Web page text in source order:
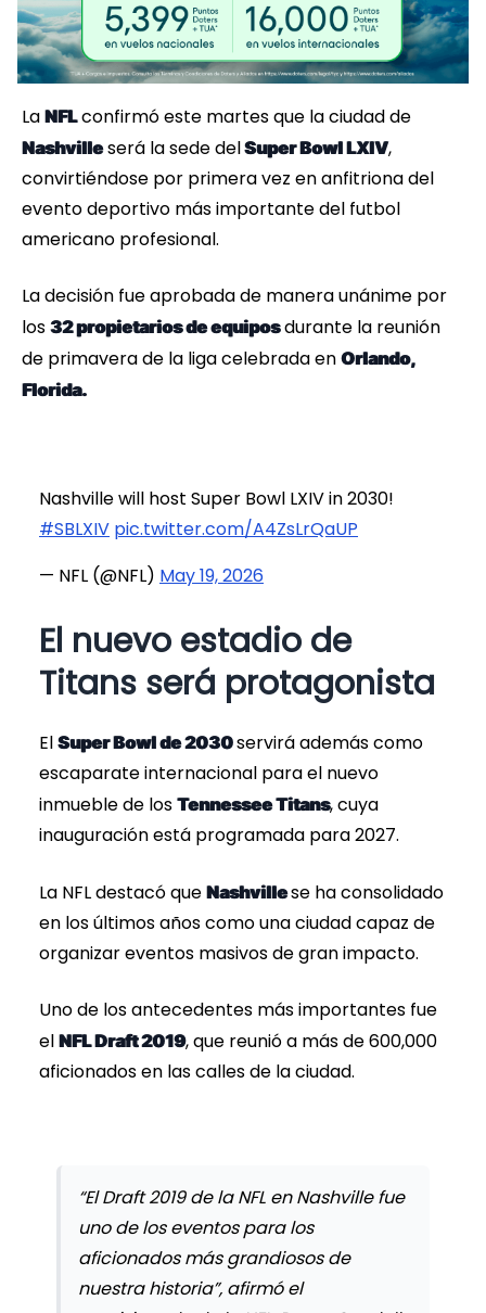
La NFLconfirmó este martes que la ciudad de
Nashvilleserá la sede delSuper Bowl LXIV,
convirtiéndose por primera vez en anfitriona del
evento deportivo más importante del futbol
americano profesional.
La decisión fue aprobada de manera unánime por
los 32 propietarios de equiposdurante la reunión
de primavera de la liga celebrada en Orlando,
Florida.
Nashville will host Super Bowl LXIV in 2030!
#SBLXIV pic.twitter.com/A4ZsLrQaUP
— NFL (@NFL) May 19, 2026
El nuevo estadio de
Titans será protagonista
El Super Bowl de 2030servirá además como
escaparate internacional para el nuevo
inmueble de los Tennessee Titans, cuya
inauguración está programada para 2027.
La NFL destacó que Nashvillese ha consolidado
en los últimos años como una ciudad capaz de
organizar eventos masivos de gran impacto.
Uno de los antecedentes más importantes fue
el NFL Draft 2019, que reunió a más de 600,000
aficionados en las calles de la ciudad.
“El Draft 2019 de la NFL en Nashville fue
uno de los eventos para los
aficionados más grandiosos de
nuestra historia”, afirmó el